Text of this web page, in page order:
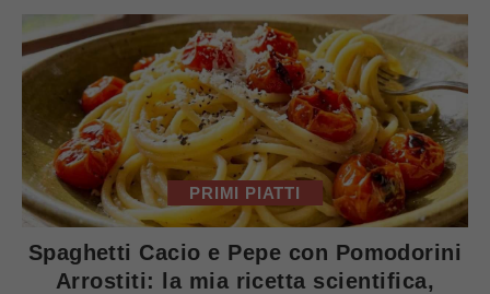
PRIMI PIATTI
Spaghetti Cacio e Pepe con Pomodorini
Arrostiti: la mia ricetta scientifica,